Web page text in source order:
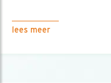
lees meer